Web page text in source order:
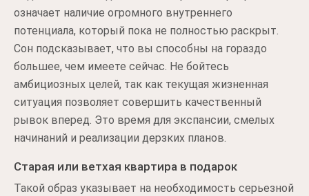
означает наличие огромного внутреннего
потенциала, который пока не полностью раскрыт.
Сон подсказывает, что вы способны на гораздо
большее, чем имеете сейчас. Не бойтесь
амбициозных целей, так как текущая жизненная
ситуация позволяет совершить качественный
рывок вперед. Это время для экспансии, смелых
начинаний и реализации дерзких планов.
Старая или ветхая квартира в подарок
Такой образ указывает на необходимость серьезной